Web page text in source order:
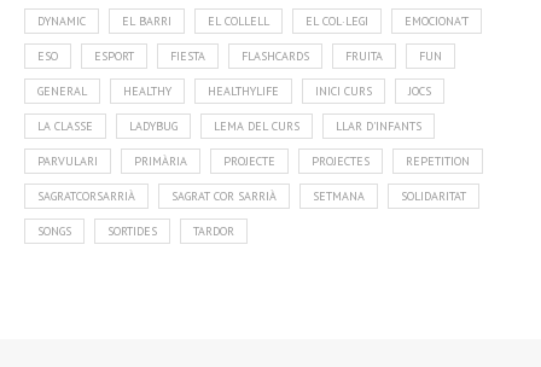
DYNAMIC EL BARRI EL COLLELL EL COL·LEGI EMOCIONA'T
ESO ESPORT FIESTA FLASHCARDS FRUITA FUN
GENERAL HEALTHY HEALTHYLIFE INICI CURS JOCS
LA CLASSE LADYBUG LEMA DEL CURS LLAR D'INFANTS
PARVULARI PRIMÀRIA PROJECTE PROJECTES REPETITION
SAGRATCORSARRIÀ SAGRAT COR SARRIÀ SETMANA SOLIDARITAT
SONGS SORTIDES TARDOR